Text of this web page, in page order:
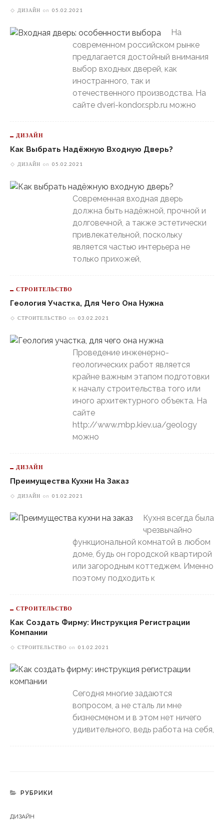
ДИЗАЙН on 05.02.2021
На
современном российском рынке
предлагается достойный внимания
выбор входных дверей, как
иностранного, так и
отечественного производства. На
сайте dveri-kondor.spb.ru можно
ДИЗАЙН
Как Выбрать Надёжную Входную Дверь?
ДИЗАЙН on 05.02.2021
Современная входная дверь
должна быть надёжной, прочной и
долговечной, а также эстетически
привлекательной, поскольку
является частью интерьера не
только прихожей,
СТРОИТЕЛЬСТВО
Геология Участка, Для Чего Она Нужна
СТРОИТЕЛЬСТВО on 03.02.2021
Проведение инженерно-
геологических работ является
крайне важным этапом подготовки
к началу строительства того или
иного архитектурного объекта. На
сайте
http://www.mbp.kiev.ua/geology
можно
ДИЗАЙН
Преимущества Кухни На Заказ
ДИЗАЙН on 01.02.2021
Кухня всегда была
чрезвычайно
функциональной комнатой в любом
доме, будь он городской квартирой
или загородным коттеджем. Именно
поэтому подходить к
СТРОИТЕЛЬСТВО
Как Создать Фирму: Инструкция Регистрации
Компании
СТРОИТЕЛЬСТВО on 01.02.2021
Сегодня многие задаются
вопросом, а не сталь ли мне
бизнесменом и в этом нет ничего
удивительного, ведь работа на себя,
РУБРИКИ
ДИЗАЙН